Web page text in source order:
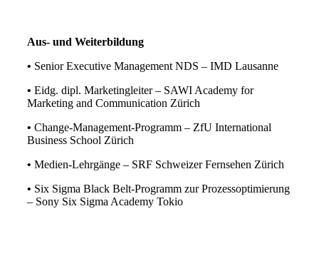
Aus- und Weiterbildung
• Senior Executive Management NDS – IMD Lausanne
• Eidg. dipl. Marketingleiter – SAWI Academy for
Marketing and Communication Zürich
• Change-Management-Programm – ZfU International
Business School Zürich
• Medien-Lehrgänge – SRF Schweizer Fernsehen Zürich
• Six Sigma Black Belt-Programm zur Prozessoptimierung
– Sony Six Sigma Academy Tokio